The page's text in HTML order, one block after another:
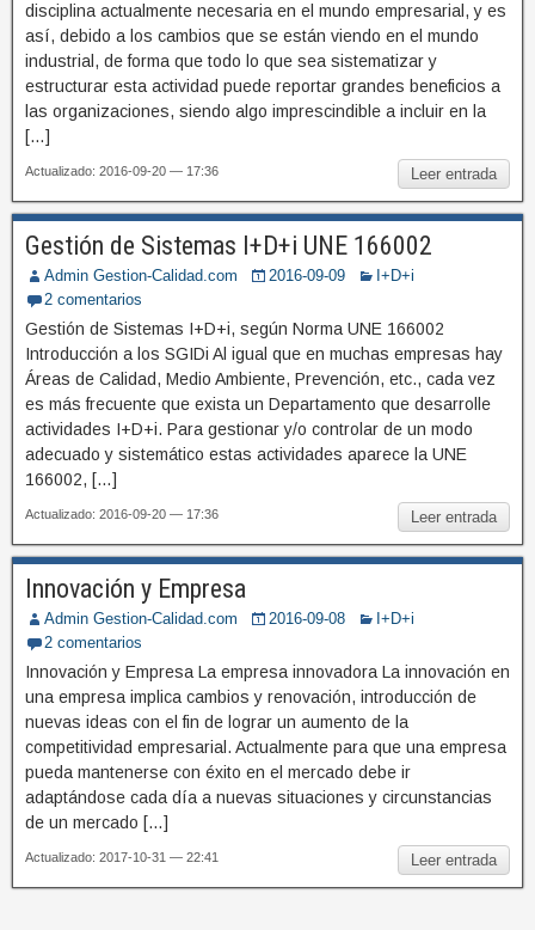
disciplina actualmente necesaria en el mundo empresarial, y es
así, debido a los cambios que se están viendo en el mundo
industrial, de forma que todo lo que sea sistematizar y
estructurar esta actividad puede reportar grandes beneficios a
las organizaciones, siendo algo imprescindible a incluir en la
[…]
Leer entrada
Actualizado: 2016-09-20 — 17:36
Gestión de Sistemas I+D+i UNE 166002
Admin Gestion-Calidad.com 2016-09-09
I+D+i
2 comentarios
Gestión de Sistemas I+D+i, según Norma UNE 166002
Introducción a los SGIDi Al igual que en muchas empresas hay
Áreas de Calidad, Medio Ambiente, Prevención, etc., cada vez
es más frecuente que exista un Departamento que desarrolle
actividades I+D+i. Para gestionar y/o controlar de un modo
adecuado y sistemático estas actividades aparece la UNE
166002, […]
Leer entrada
Actualizado: 2016-09-20 — 17:36
Innovación y Empresa
Admin Gestion-Calidad.com 2016-09-08
I+D+i
2 comentarios
Innovación y Empresa La empresa innovadora La innovación en
una empresa implica cambios y renovación, introducción de
nuevas ideas con el fin de lograr un aumento de la
competitividad empresarial. Actualmente para que una empresa
pueda mantenerse con éxito en el mercado debe ir
adaptándose cada día a nuevas situaciones y circunstancias
de un mercado […]
Leer entrada
Actualizado: 2017-10-31 — 22:41